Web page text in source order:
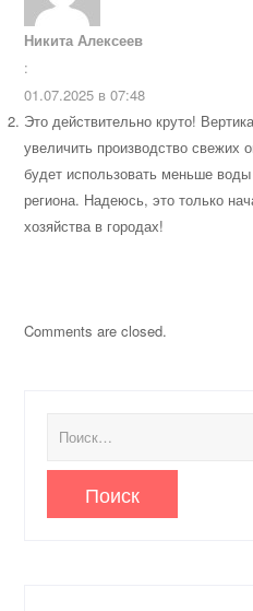
Никита Алексеев
:
01.07.2025 в 07:48
Это действительно круто!
увеличить производство
будет использовать меньше
региона. Надеюсь, это только
хозяйства в городах!
Comments are closed.